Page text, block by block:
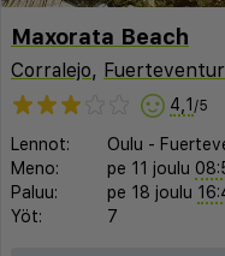
Maxorata Beach
Corralejo,
4,1 /5
Lennot: Oulu -
Meno:
pe 11 joulu
Paluu:
pe 18 joulu
Yöt:
7